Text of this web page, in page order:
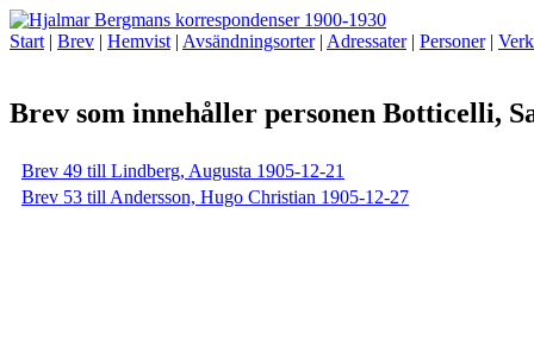
Start | Brev | Hemvist | Avsändningsorter| Adressater| Personer| Verk
Brev som innehåller personen Botticelli,
Brev 49 till Lindberg, Augusta 1905-12-21
Brev 53 till Andersson, Hugo Christian 1905-12-27